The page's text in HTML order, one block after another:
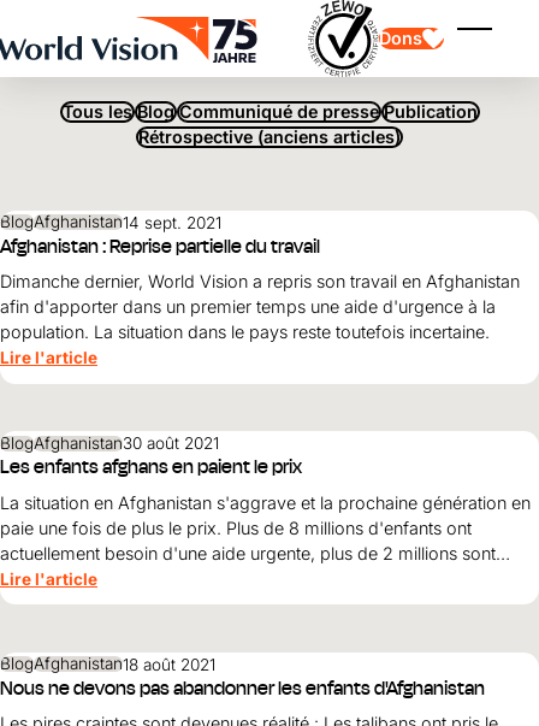
Dons
Parrainage d'enfants
Parrainage d'enfants
Donation
Don libre
don de cadeau
Parrainage d'enfants en détresse
Don thématique
Philanthropie
Coopération entre entreprises
Séisme au Venezuela
Aide à l'Ukraine
Aide au Soudan
Aide à l'Afghanistan
Tous les projets d'aide d'urgence
Vision et valeurs
Points forts
Partenaire
Domaines d'application
Rapport annuel et finances
Asie
Amérique latine
Moyen-Orient et Europe
MOT-CLÉ : CONFLIT
Tous les Blog Communiqué de presse Publication
Rétrospective (anciens articles)
BlogAfghanistan14 sept. 2021
Afghanistan : Reprise partielle du travail
Dimanche dernier, World Vision a repris son travail en Afghanistan
afin d'apporter dans un premier temps une aide d'urgence à la
population. La situation dans le pays reste toutefois incertaine.
Lire l'article
BlogAfghanistan30 août 2021
Les enfants afghans en paient le prix
La situation en Afghanistan s'aggrave et la prochaine génération en
paie une fois de plus le prix. Plus de 8 millions d'enfants ont
actuellement besoin d'une aide urgente, plus de 2 millions sont
gravement menacés de malnutrition. World Vision est toujours sur
place et demande un soutien.
Lire l'article
BlogAfghanistan18 août 2021
Nous ne devons pas abandonner les enfants d'Afghanistan